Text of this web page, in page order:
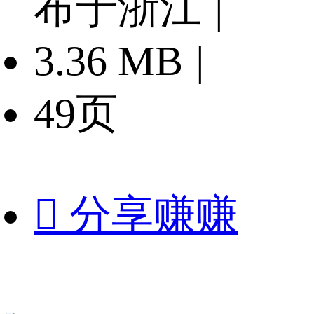
3.36 MB |
49页
 分享赚赚